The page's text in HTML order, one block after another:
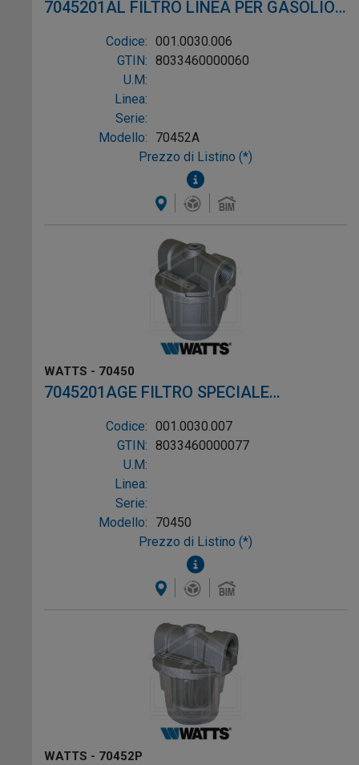
7045201AL FILTRO LINEA PER GASOLIO
Codice: 001.0030.006
GTIN: 8033460000060
U.M:
Linea:
Serie:
Modello:
70452A
Prezzo di Listino (*)
WATTS - 70450
7045201AGE FILTRO SPECIALE
BIODIESEL PER GASOLIO ø1/4"
Codice: 001.0030.007
GTIN: 8033460000077
U.M:
Linea:
Serie:
Modello:
70450
Prezzo di Listino (*)
WATTS - 70452P